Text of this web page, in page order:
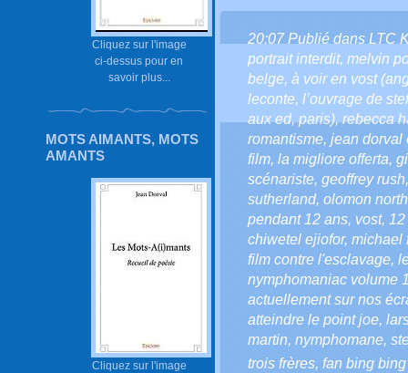
Cliquez sur l'image
ci-dessus pour en
savoir plus...
MOTS AIMANTS, MOTS
AMANTS
Cliquez sur l'image
20:07 Publié dans LTC
portrait interdit, melvin
belge, à voir en vost
leconte, l’ouvrage de
aux ed,paris),rebecca
romantisme, jean dorval
film, la migliore offerta,
scénariste, geoffrey rush
sutherland, olomon
pendant 12 ans, vost,
chiwetel ejiofor, michael
film contre l'esclavage,
nymphomaniac volume
actuellement sur nos
atteindre le point joe,
martin, nymphomane,
trois frères, fan bing bing